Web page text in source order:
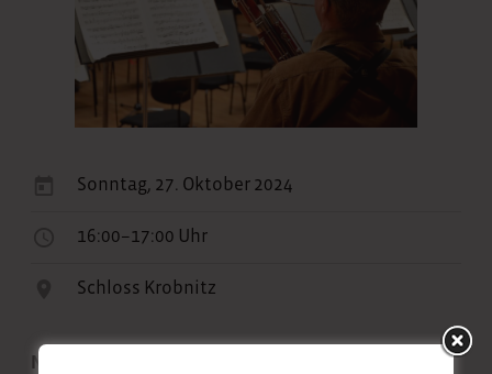
Sonntag, 27. Oktober 2024
16:00–17:00 Uhr
Schloss Krobnitz
Neue Lausitzer Philharmonie